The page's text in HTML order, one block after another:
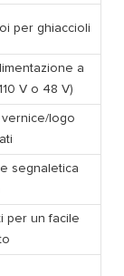
per ghiaccioli
a
V o 48 V)
logo
segnaletica
per un facile